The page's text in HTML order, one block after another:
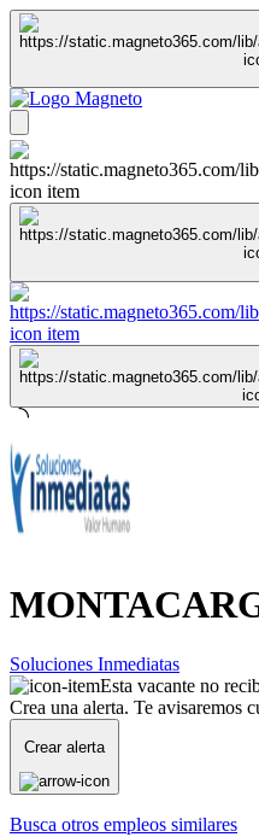
Soluciones Inmediatas
Esta vacante no
Crea una alerta. Te avisaremos
Crear alerta
Busca otros empleos similares